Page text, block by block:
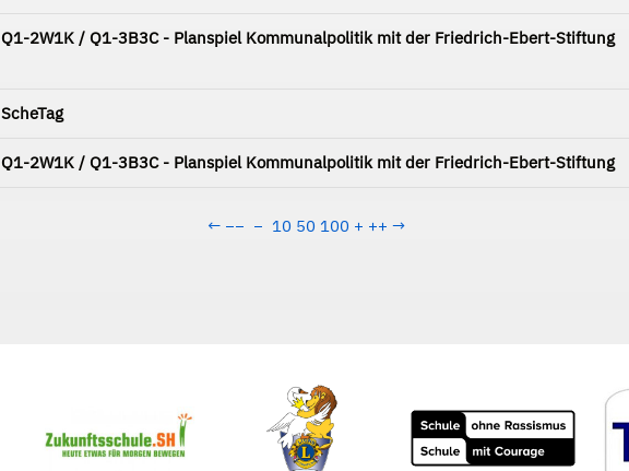
Q1-2W1K / Q1-3B3C - Planspiel Kommunalpolitik mit der Friedrich-Ebert-Stiftung
ScheTag
Q1-2W1K / Q1-3B3C - Planspiel Kommunalpolitik mit der Friedrich-Ebert-Stiftung
← −− − 10 50 100 + ++ →